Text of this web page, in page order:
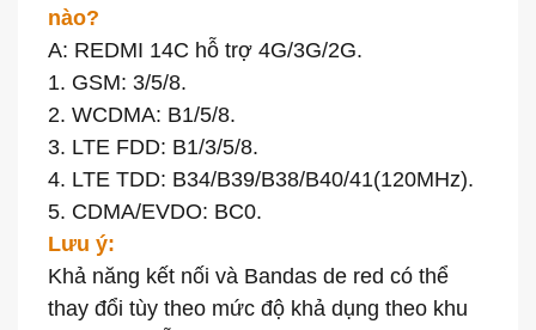
nào?
A: REDMI 14C hỗ trợ 4G/3G/2G.
1. GSM: 3/5/8.
2. WCDMA: B1/5/8.
3. LTE FDD: B1/3/5/8.
4. LTE TDD: B34/B39/B38/B40/41(120MHz).
5. CDMA/EVDO: BC0.
Lưu ý:
Khả năng kết nối và Bandas de red có thể
thay đổi tùy theo mức độ khả dụng theo khu